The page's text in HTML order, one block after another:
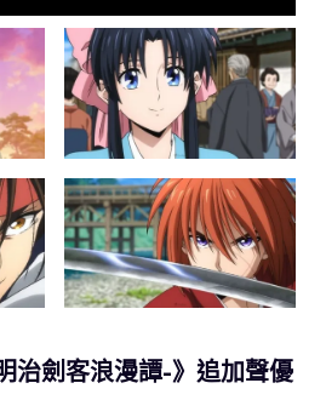
治劍客浪漫譚-》追加聲優